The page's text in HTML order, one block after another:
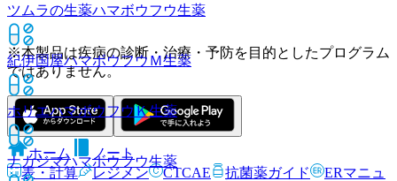
ツムラの生薬ハマボウフウ生薬
紀伊国屋ハマボウフウＭ生薬
ホリエハマボウフウＫ生薬
ナカジマハマボウフウ生薬
※本製品は疾病の診断・治療・予防を目的としたプログラム
ではありません。
ホーム
ノート
表・計算
レジメン CTCAE 抗菌薬ガイド
ERマニュ